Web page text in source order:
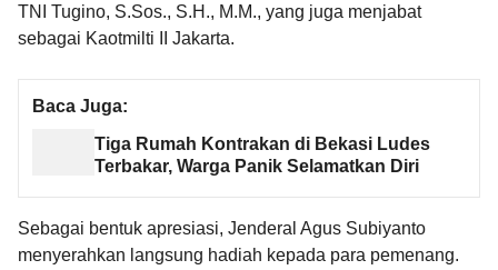
TNI Tugino, S.Sos., S.H., M.M., yang juga menjabat
sebagai Kaotmilti II Jakarta.
Baca Juga:
Tiga Rumah Kontrakan di Bekasi Ludes
Terbakar, Warga Panik Selamatkan Diri
Sebagai bentuk apresiasi, Jenderal Agus Subiyanto
menyerahkan langsung hadiah kepada para pemenang.